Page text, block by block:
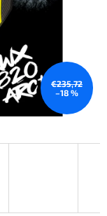
€235,72
–18 %